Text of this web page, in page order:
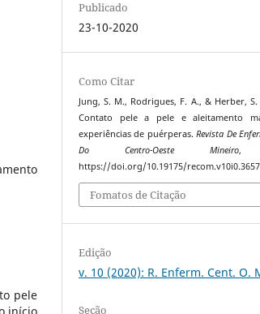
pele
Publicado
23-10-2020
Como Citar
Jung, S. M., Rodrigues, F. A., & Herber, S.
Contato pele a pele e aleitamento
experiências de puérperas.Revista De
Do Centro-Oeste Mineiro
https://doi.org/10.19175/recom.v10i0.3657
Fomatos de Citação
Edição
v. 10 (2020): R. Enferm. Cent. O.
Seção